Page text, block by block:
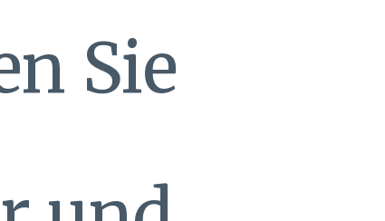
Sie